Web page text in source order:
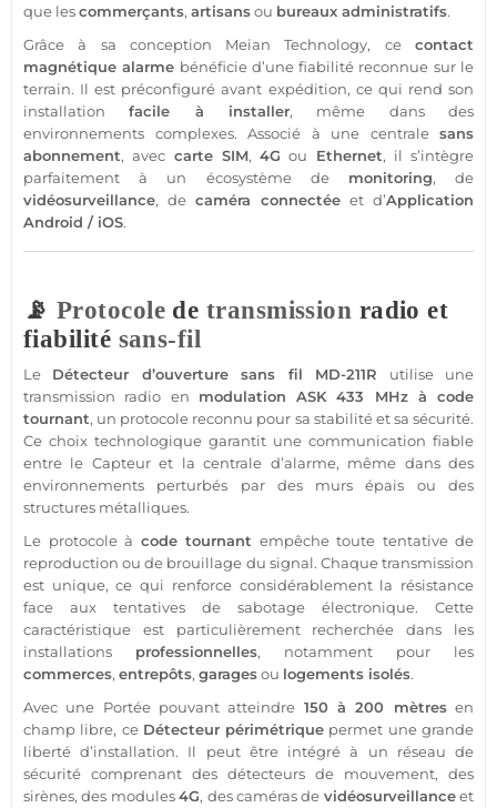
que lescommerçants, artisansou bureaux administratifs.
Grâce à sa conception Meian Technology, cecontact
magnétiquealarme bénéficie d’une fiabilité reconnue sur le
terrain. Il est préconfiguré avant expédition, ce qui rend son
installationfacile à installer, même dans des
environnements complexes. Associé à une centrale sans
abonnement, avec carte SIM, 4G ou Ethernet, il s’intègre
parfaitement à un écosystème de monitoring, de
vidéosurveillance, de caméra connectée et d’Application
Android / iOS.
📡 Protocolede transmission radio et
fiabilité sans-fil
Le Détecteur d’ouverture sans fil MD-211R utilise une
transmission radio en modulation ASK 433 MHzà code
tournant, un protocole reconnu pour sa stabilité et sasécurité.
Ce choix technologique garantit une communication fiable
entre le Capteuret lacentrale d’alarme, même dans des
environnements perturbés par des murs épais ou des
structures métalliques.
Le protocoleà code tournant empêche toute tentative de
reproduction ou de brouillage du signal. Chaquetransmission
est unique, ce qui renforce considérablement la résistance
face aux tentatives de sabotage électronique. Cette
caractéristique est particulièrement recherchée dans les
installations professionnelles, notamment pour les
commerces, entrepôts, garagesou logements isolés.
Avec une Portéepouvant atteindre 150 à 200 mètresen
champ libre, ce Détecteurpérimétrique permet une grande
liberté d’installation. Il peut être intégré à un réseau de
sécurité comprenant des détecteurs de mouvement, des
sirènes, des modules4G, des caméras de vidéosurveillanceet